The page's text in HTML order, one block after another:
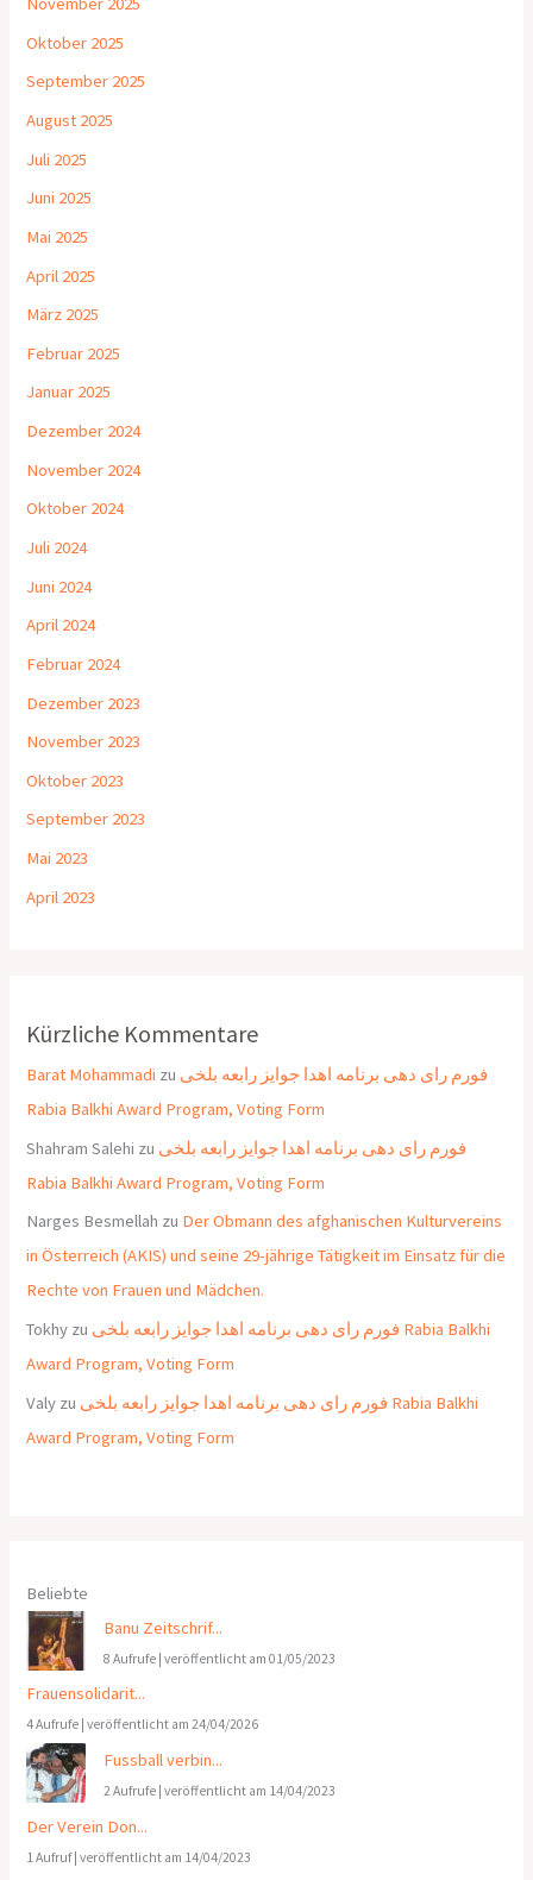
Oktober 2025
September 2025
August 2025
Juli 2025
Juni 2025
Mai 2025
April 2025
März 2025
Februar 2025
Januar 2025
Dezember 2024
November 2024
Oktober 2024
Juli 2024
Juni 2024
April 2024
Februar 2024
Dezember 2023
November 2023
Oktober 2023
September 2023
Mai 2023
April 2023
Kürzliche Kommentare
Barat Mohammadi zu فورم رای دهی برنامه اهدا جوایز رابعه بلخی
Rabia Balkhi Award Program, Voting Form
Shahram Salehi zu فورم رای دهی برنامه اهدا جوایز رابعه بلخی
Rabia Balkhi Award Program, Voting Form
Narges Besmellah zu Der Obmann des afghanischen Kulturvereins
in Österreich (AKIS) und seine 29-jährige Tätigkeit im Einsatz für die
Rechte von Frauen und Mädchen.
Tokhy zu فورم رای دهی برنامه اهدا جوایز رابعه بلخی Rabia Balkhi
Award Program, Voting Form
Valy zu فورم رای دهی برنامه اهدا جوایز رابعه بلخی Rabia Balkhi
Award Program, Voting Form
Beliebte
Banu Zeitschrif...
8 Aufrufe |veröffentlicht am 01/05/2023
Frauensolidarit...
4 Aufrufe |veröffentlicht am 24/04/2026
Fussball verbin...
2 Aufrufe |veröffentlicht am 14/04/2023
Der Verein Don...
1 Aufruf|veröffentlicht am 14/04/2023